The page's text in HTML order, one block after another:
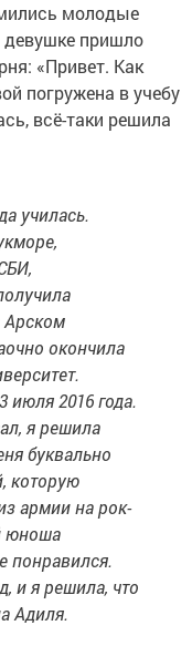
молодые
девушке пришло
«Привет. Как
погружена в учебу
всё-таки решила
училась.
Арском
окончила
июля 2016 года.
я решила
буквально
которую
армии на рок-
юноша
понравился.
и я решила, что
Адиля.